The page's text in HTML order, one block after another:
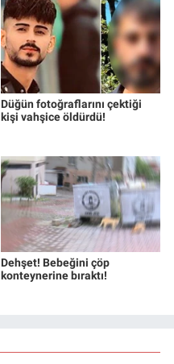
Düğün fotoğraflarını çektiği
kişi vahşice öldürdü!
Dehşet! Bebeğini çöp
konteynerine bıraktı!